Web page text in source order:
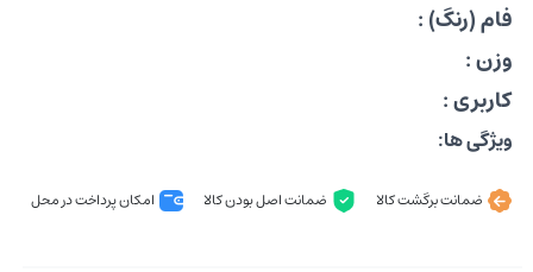
فام (رنگ) :
وزن :
کاربری :
ویژگی ها:
ضمانت برگشت کالا ضمانت اصل بودن کالا امکان پرداخت در محل